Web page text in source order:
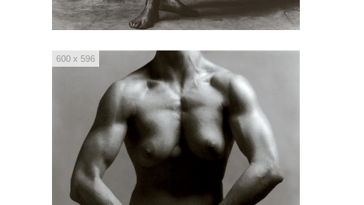
600 x 596